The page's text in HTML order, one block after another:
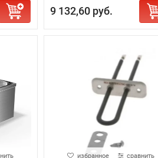
9 132,60 руб.
избранное сравнить